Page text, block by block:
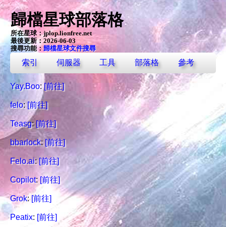
歸檔星球部落格
所在星球：jplop.lionfree.net
最後更新：2026-06-03
搜尋功能： 歸檔星球文件搜尋
索引 伺服器 工具 部落格 參考
Yay.Boo: [前往]
felo: [前往]
Teasg: [前往]
bbarlock: [前往]
Felo.ai:[前往]
Copilot: [前往]
Grok: [前往]
Peatix: [前往]